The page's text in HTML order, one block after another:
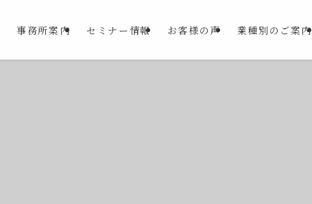
事務所案内 セミナー情報 お客様の声 業種別のご案内